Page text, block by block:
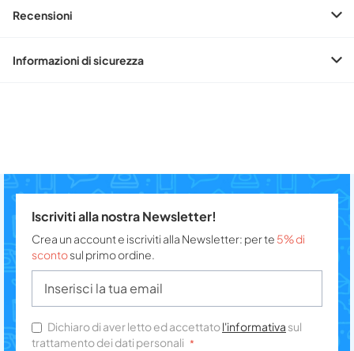
Recensioni
Informazioni di sicurezza
Iscriviti alla nostra Newsletter!
Crea un account e iscriviti alla Newsletter: per te 5% di
scontosul primo ordine.
Dichiaro di aver letto ed accettatol'informativa sul
trattamento dei dati personali